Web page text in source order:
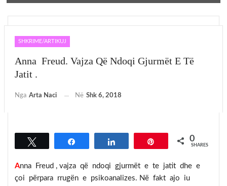
SHKRIME/ARTIKUJ
Anna Freud. Vajza Që Ndoqi Gjurmët E Të
Jatit .
Nga Arta Naci Në Shk 6, 2018
0
SHARES
Anna Freud , vajza që ndoqi gjurmët e te jatit dhe e
çoi përpara rrugën e psikoanalizes. Në fakt ajo iu